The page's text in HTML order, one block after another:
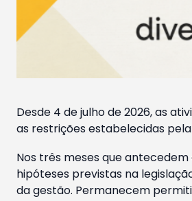
Desde 4 de julho de 2026, as
as restrições estabelecidas
Nos três meses que
hipóteses previstas na
da gestão. Permanecem